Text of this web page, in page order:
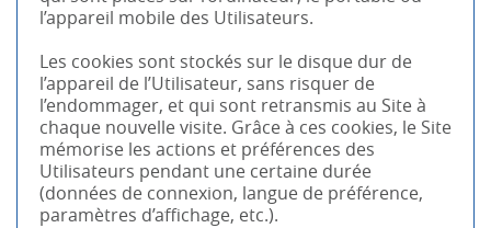
l’appareil mobile des Utilisateurs.
Les cookies sont stockés sur le disque dur de
l’appareil de l’Utilisateur, sans risquer de
l’endommager, et qui sont retransmis au Site à
chaque nouvelle visite. Grâce à ces cookies, le Site
mémorise les actions et préférences des
Utilisateurs pendant une certaine durée
(données de connexion, langue de préférence,
paramètres d’affichage, etc.).